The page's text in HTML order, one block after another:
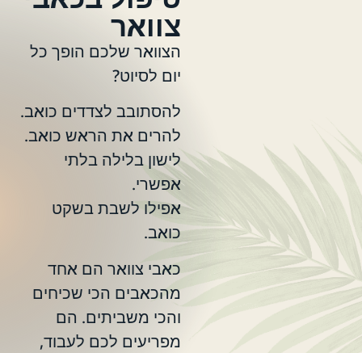
צוואר
הצוואר שלכם הופך כל
יום לסיוט?
להסתובב לצדדים כואב.
להרים את הראש כואב.
לישון בלילה בלתי
אפשרי.
אפילו לשבת בשקט
כואב.
כאבי צוואר הם אחד
מהכאבים הכי שכיחים
והכי משביתים. הם
מפריעים לכם לעבוד,